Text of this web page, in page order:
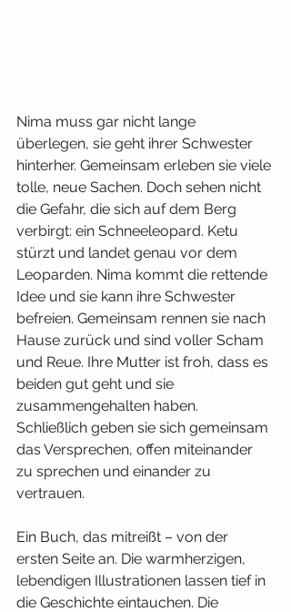
Nima muss gar nicht lange
überlegen, sie geht ihrer Schwester
hinterher. Gemeinsam erleben sie viele
tolle, neue Sachen. Doch sehen nicht
die Gefahr, die sich auf dem Berg
verbirgt: ein Schneeleopard. Ketu
stürzt und landet genau vor dem
Leoparden. Nima kommt die rettende
Idee und sie kann ihre Schwester
befreien. Gemeinsam rennen sie nach
Hause zurück und sind voller Scham
und Reue. Ihre Mutter ist froh, dass es
beiden gut geht und sie
zusammengehalten haben.
Schließlich geben sie sich gemeinsam
das Versprechen, offen miteinander
zu sprechen und einander zu
vertrauen.
Ein Buch, das mitreißt – von der
ersten Seite an. Die warmherzigen,
lebendigen Illustrationen lassen tief in
die Geschichte eintauchen. Die